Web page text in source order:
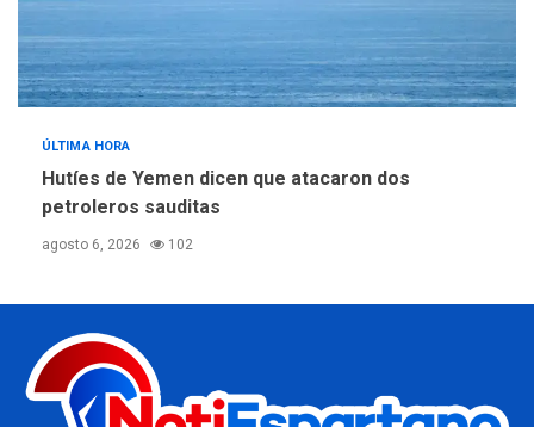
ÚLTIMA HORA
Hutíes de Yemen dicen que atacaron dos
petroleros sauditas
agosto 6, 2026 102